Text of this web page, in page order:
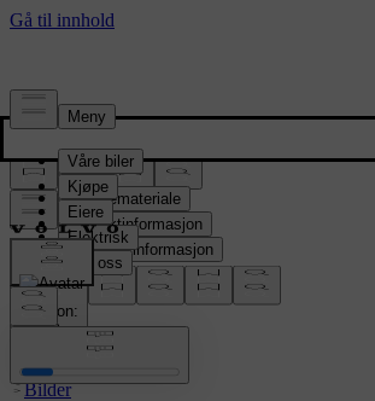
Presserom
Pressemateriale
Produktinformasjon
Selskapsinformasjon
Mediekontakter
location:
NO
Bilder